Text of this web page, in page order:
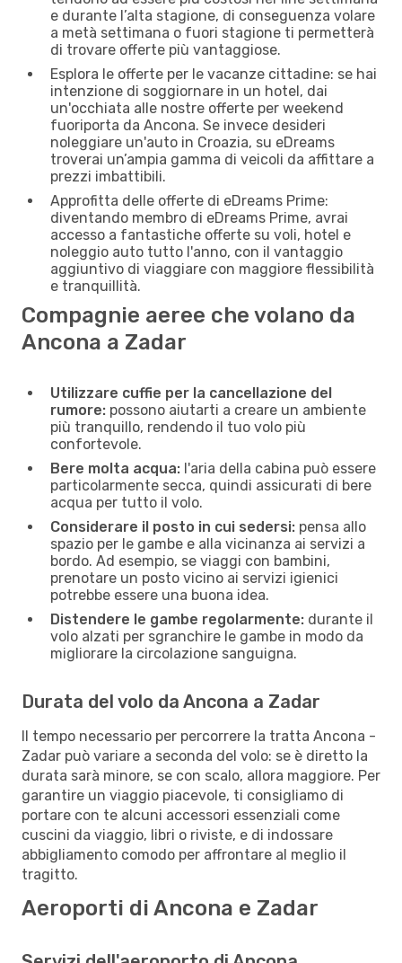
e durante l’alta stagione, di conseguenza volare
a metà settimana o fuori stagione ti permetterà
di trovare offerte più vantaggiose.
Esplora le offerte per le vacanze cittadine: se hai
intenzione di soggiornare in un hotel, dai
un'occhiata alle nostre offerte per weekend
fuoriporta da Ancona. Se invece desideri
noleggiare un'auto in Croazia, su eDreams
troverai un’ampia gamma di veicoli da affittare a
prezzi imbattibili.
Approfitta delle offerte di eDreams Prime:
diventando membro di eDreams Prime, avrai
accesso a fantastiche offerte su voli, hotel e
noleggio auto tutto l'anno, con il vantaggio
aggiuntivo di viaggiare con maggiore flessibilità
e tranquillità.
Compagnie aeree che volano da
Ancona a Zadar
Utilizzare cuffie per la cancellazione del
rumore: possono aiutarti a creare un ambiente
più tranquillo, rendendo il tuo volo più
confortevole.
Bere molta acqua: l'aria della cabina può essere
particolarmente secca, quindi assicurati di bere
acqua per tutto il volo.
Considerare il posto in cui sedersi: pensa allo
spazio per le gambe e alla vicinanza ai servizi a
bordo. Ad esempio, se viaggi con bambini,
prenotare un posto vicino ai servizi igienici
potrebbe essere una buona idea.
Distendere le gambe regolarmente: durante il
volo alzati per sgranchire le gambe in modo da
migliorare la circolazione sanguigna.
Durata del volo da Ancona a Zadar
Il tempo necessario per percorrere la tratta Ancona -
Zadar può variare a seconda del volo: se è diretto la
durata sarà minore, se con scalo, allora maggiore. Per
garantire un viaggio piacevole, ti consigliamo di
portare con te alcuni accessori essenziali come
cuscini da viaggio, libri o riviste, e di indossare
abbigliamento comodo per affrontare al meglio il
tragitto.
Aeroporti di Ancona e Zadar